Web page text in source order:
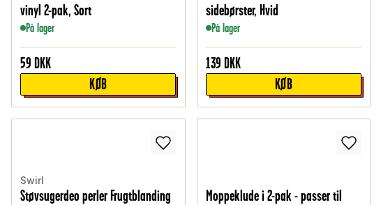
vinyl 2-pak, Sort
På lager
59 DKK
KØB
sidebørster, Hvid
På lager
139 DKK
KØB
Swirl
Støvsugerdeo perler Frugtblanding
Moppeklude i 2-pak - passer til